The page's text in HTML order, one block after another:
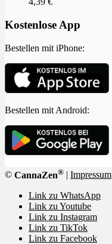
Kostenlose App
Bestellen mit iPhone:
Bestellen mit Android:
© CannaZen® Impressum
Link zu WhatsApp
Link zu Youtube
Link zu Instagram
Link zu TikTok
Link zu Facebook